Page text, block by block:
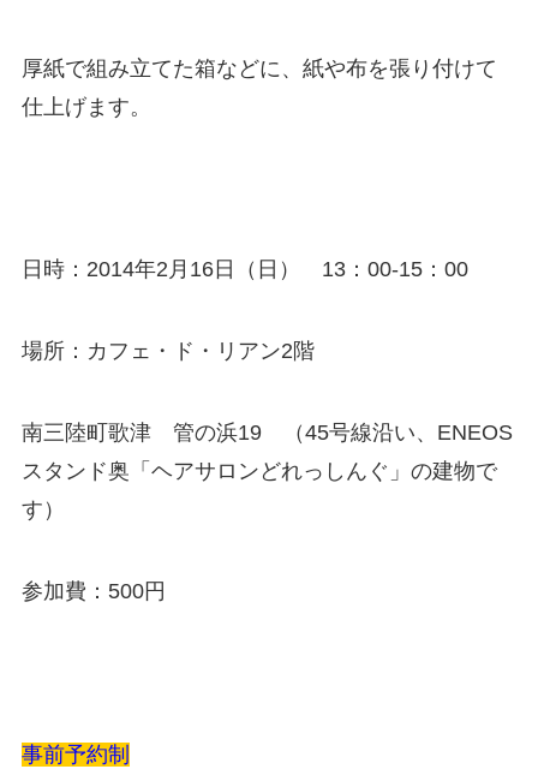
厚紙で組み立てた箱などに、紙や布を張り付けて
仕上げます。
日時：2014年2月16日（日） 13：00-15：00
場所：カフェ・ド・リアン2階
南三陸町歌津 管の浜19 （45号線沿い、ENEOS
スタンド奥「ヘアサロンどれっしんぐ」の建物で
す）
参加費：500円
事前予約制